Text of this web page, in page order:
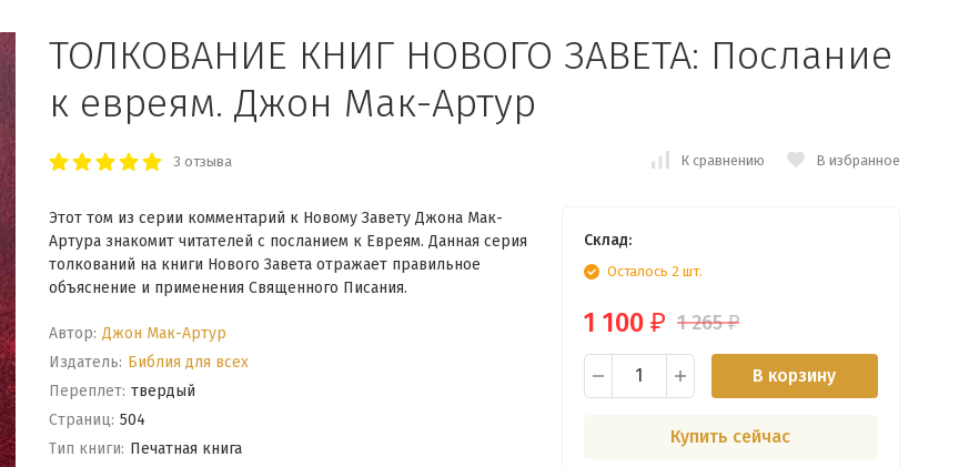
ТОЛКОВАНИЕ КНИГ НОВОГО ЗАВЕТА: Послание
к евреям. Джон Мак-Артур
3 отзыва К сравнению В избранное
Этот том из серии комментарий к Новому Завету Джона Мак-
Артура знакомит читателей с посланием к Евреям. Данная серия
толкований на книги Нового Завета отражает правильное
объяснение и применения Священного Писания.
Автор: Джон Мак-Артур
Издатель: Библия для всех
Переплет: твердый
Cтраниц: 504
Тип книги: Печатная книга
Склад:
Осталось 2 шт.
1 100 ₽ 1 265₽
В корзину
Купить сейчас